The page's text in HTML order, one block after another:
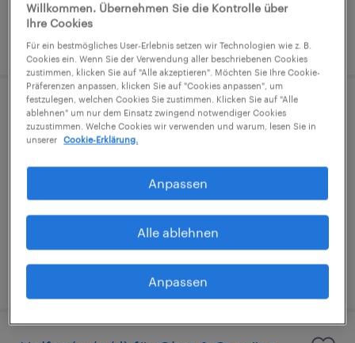
veröffentlicht am 6. August 2026
Reinigungskraft im Abenddienst
(m/w/d) - Vollzeit
Festanstellung
veröffentlicht am 6. August 2026
Willkommen. Übernehmen Sie die Kontrolle über
Ihre Cookies
Für ein bestmögliches User-Erlebnis setzen wir Technologien wie z. B.
Cookies ein. Wenn Sie der Verwendung aller beschriebenen Cookies
zustimmen, klicken Sie auf "Alle akzeptieren". Möchten Sie Ihre Cookie-
Präferenzen anpassen, klicken Sie auf "Cookies anpassen", um
festzulegen, welchen Cookies Sie zustimmen. Klicken Sie auf "Alle
ablehnen" um nur dem Einsatz zwingend notwendiger Cookies
zuzustimmen. Welche Cookies wir verwenden und warum, lesen Sie in
unserer
Cookie-Erklärung.
Anpassen
Alle ablehnen
Anpassen